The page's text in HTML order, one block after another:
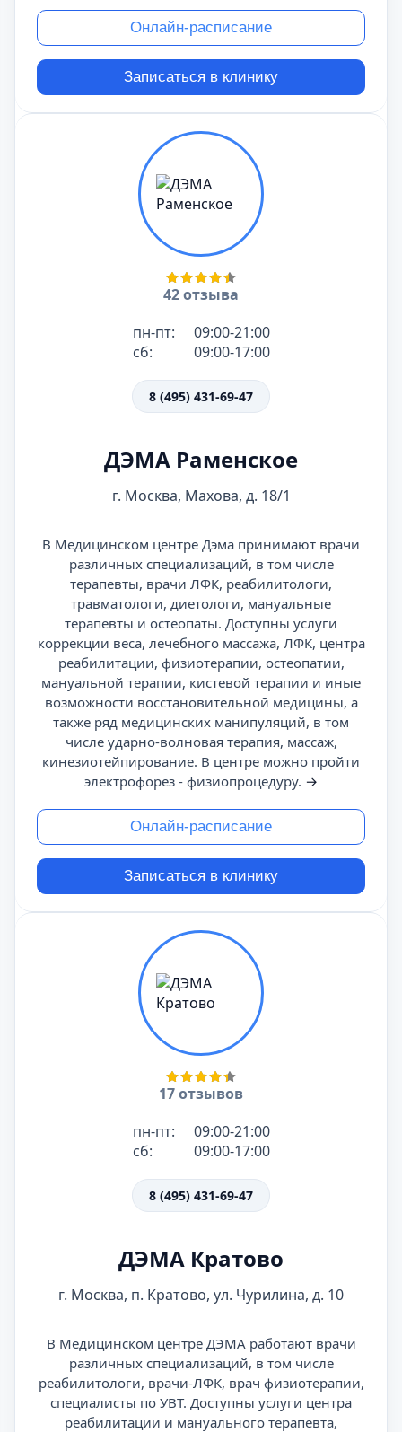
Онлайн-расписание
Записаться в клинику
42 отзыва
пн-пт:
09:00-21:00
сб:
09:00-17:00
8 (495) 431-69-47
ДЭМА Раменское
г. Москва, Махова, д. 18/1
В Медицинском центре Дэма принимают врачи
различных специализаций, в том числе
терапевты, врачи ЛФК, реабилитологи,
травматологи, диетологи, мануальные
терапевты и остеопаты. Доступны услуги
коррекции веса, лечебного массажа, ЛФК, центра
реабилитации, физиотерапии, остеопатии,
мануальной терапии, кистевой терапии и иные
возможности восстановительной медицины, а
также ряд медицинских манипуляций, в том
числе ударно-волновая терапия, массаж,
кинезиотейпирование. В центре можно пройти
электрофорез - физиопроцедуру. →
Онлайн-расписание
Записаться в клинику
17 отзывов
пн-пт:
09:00-21:00
сб:
09:00-17:00
8 (495) 431-69-47
ДЭМА Кратово
г. Москва, п. Кратово, ул. Чурилина, д. 10
В Медицинском центре ДЭМА работают врачи
различных специализаций, в том числе
реабилитологи, врачи-ЛФК, врач физиотерапии,
специалисты по УВТ. Доступны услуги центра
реабилитации и мануального терапевта,